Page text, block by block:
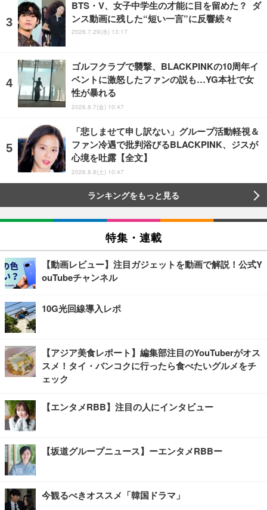
BTS・V、女子中学生の才能に目を留めた？ ダ
ンス動画に残した“短い一言”に反響続々
2026.7.29(水) 13:17
ゴルフクラブで襲撃、BLACKPINKの10周年イ
ベントに激怒したファンの説も…YG本社で女
性が暴れる
2026.8.7(金) 10:47
「悲しませて申し訳ない」グループ活動軽視＆
ファン冷遇で批判浴びるBLACKPINK、ジスが
心境を吐露【全文】
2026.8.8(土) 10:47
ランキングをもっと見る
特集・連載
【動画レビュー】注目ガジェットを動画で解説！公式Y
ouTubeチャンネル
10G光回線導入レポ
【アジア美食レポート】編集部注目のYouTuberがオス
スメ！タイ・バンコクに行ったら食べたいグルメをチ
ェック
【エンタメRBB】注目の人にインタビュー
【坂道グループニュース】ーエンタメRBBー
今観るべきオススメ「韓国ドラマ」